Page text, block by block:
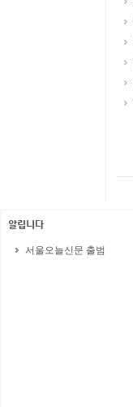
서울오늘신문 출범